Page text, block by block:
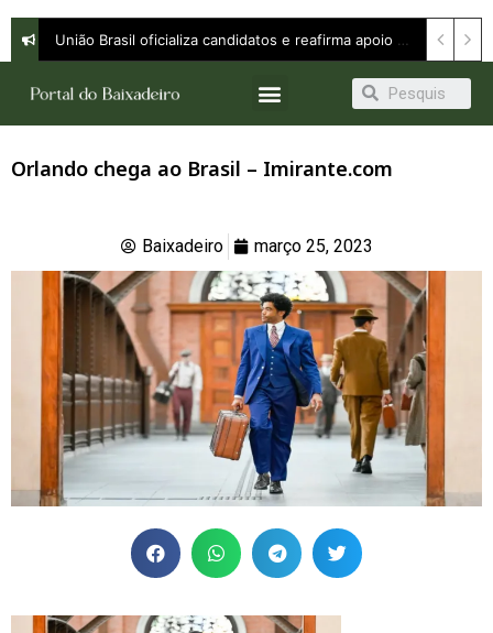
Orlando chega ao Brasil – Imirante.com
Baixadeiro março 25, 2023